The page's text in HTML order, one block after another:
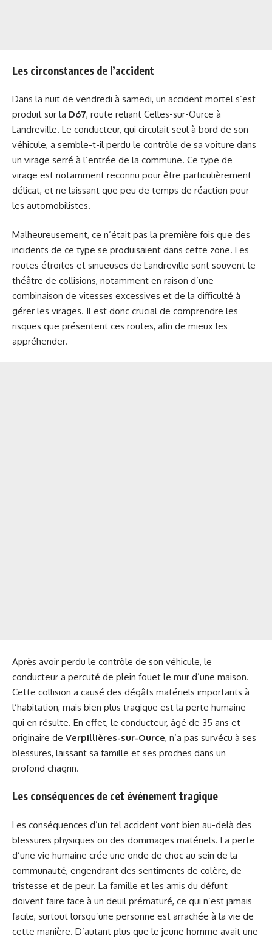
Les circonstances de l’accident
Dans la nuit de vendredi à samedi, un accident mortel s’est
produit sur la D67, route reliant Celles-sur-Ource à
Landreville. Le conducteur, qui circulait seul à bord de son
véhicule, a semble-t-il perdu le contrôle de sa voiture dans
un virage serré à l’entrée de la commune. Ce type de
virage est notamment reconnu pour être particulièrement
délicat, et ne laissant que peu de temps de réaction pour
les automobilistes.
Malheureusement, ce n’était pas la première fois que des
incidents de ce type se produisaient dans cette zone. Les
routes étroites et sinueuses de Landreville sont souvent le
théâtre de collisions, notamment en raison d’une
combinaison de vitesses excessives et de la difficulté à
gérer les virages. Il est donc crucial de comprendre les
risques que présentent ces routes, afin de mieux les
appréhender.
Après avoir perdu le contrôle de son véhicule, le
conducteur a percuté de plein fouet le mur d’une maison.
Cette collision a causé des dégâts matériels importants à
l’habitation, mais bien plus tragique est la perte humaine
qui en résulte. En effet, le conducteur, âgé de 35 ans et
originaire de Verpillières-sur-Ource, n’a pas survécu à ses
blessures, laissant sa famille et ses proches dans un
profond chagrin.
Les conséquences de cet événement tragique
Les conséquences d’un tel accident vont bien au-delà des
blessures physiques ou des dommages matériels. La perte
d’une vie humaine crée une onde de choc au sein de la
communauté, engendrant des sentiments de colère, de
tristesse et de peur. La famille et les amis du défunt
doivent faire face à un deuil prématuré, ce qui n’est jamais
facile, surtout lorsqu’une personne est arrachée à la vie de
cette manière. D’autant plus que le jeune homme avait une